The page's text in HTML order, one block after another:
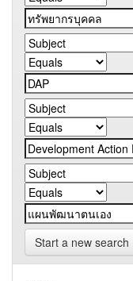
Start a new search